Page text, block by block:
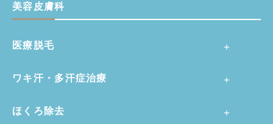
美容皮膚科
医療脱毛
ワキ汗・多汗症治療
ほくろ除去